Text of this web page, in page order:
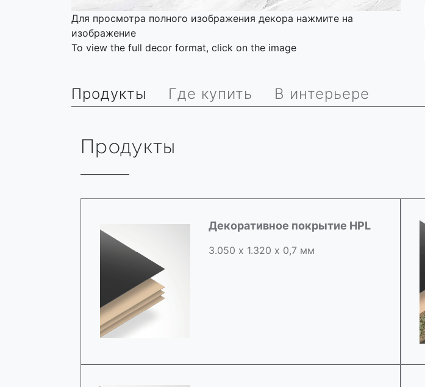
Для просмотра полного изображения декора нажмите на
изображение
To view the full decor format, click on the image
Продукты Где купить В интерьере
Продукты
Декоративное покрытие HPL
3.050 х 1.320 х 0,7 мм